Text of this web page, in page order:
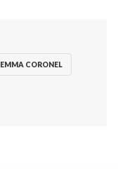
EMMA CORONEL